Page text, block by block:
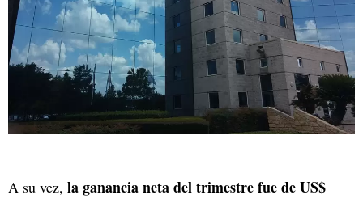
A su vez, la ganancia neta del trimestre fue de US$